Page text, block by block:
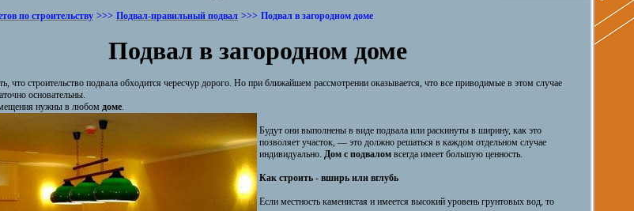
по строительству >>> Подвал-правильный подвал >>> Подвал в загородном доме
Подвал в загородном доме
что строительство подвала обходится чересчур дорого. Но при ближайшем рассмотрении оказывается, что все приводимые в этом случае
основательны.
нужны в любом доме.
Будут они выполнены в виде подвала или раскинуты в ширину, как это
позволяет участок, — это должно решаться в каждом отдельном случае
индивидуально. Дом с подвалом всегда имеет большую ценность.
Как строить - вширь или вглубь
Если местность каменистая и имеется высокий уровень грунтовых вод, то